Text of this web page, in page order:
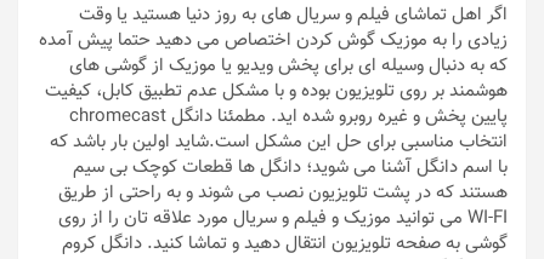
اگر اهل تماشای فیلم و سریال های به روز دنیا هستید یا وقت
زیادی را به موزیک گوش کردن اختصاص می دهید حتما پیش آمده
که به دنبال وسیله ای برای پخش ویدیو یا موزیک از گوشی های
هوشمند بر روی تلویزیون بوده و با مشکل عدم تطبیق کابل، کیفیت
پایین پخش و غیره روبرو شده اید. مطمئنا دانگل chromecast
انتخاب مناسبی برای حل این مشکل است.شاید اولین بار باشد که
با اسم دانگل آشنا می شوید؛ دانگل ها قطعات کوچک بی سیم
هستند که در پشت تلویزیون نصب می شوند و به راحتی از طریق
WI-FI می توانید موزیک و فیلم و سریال مورد علاقه تان را از روی
گوشی به صفحه تلویزیون انتقال دهید و تماشا کنید. دانگل کروم